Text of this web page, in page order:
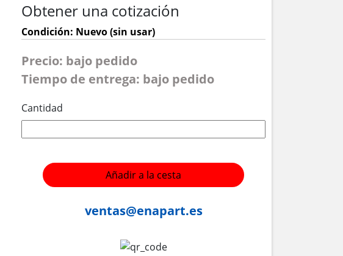
Obtener una cotización
Condición: Nuevo (sin usar)
Precio: bajo pedido
Tiempo de entrega: bajo pedido
Cantidad
Añadir a la cesta
ventas@enapart.es